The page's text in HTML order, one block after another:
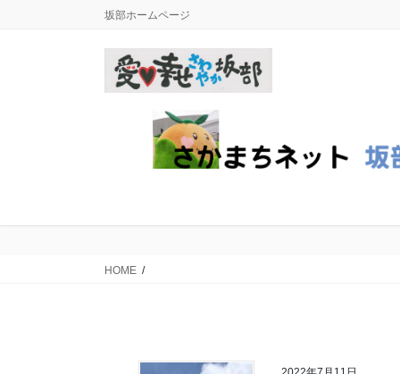
坂部ホームページ
HOME